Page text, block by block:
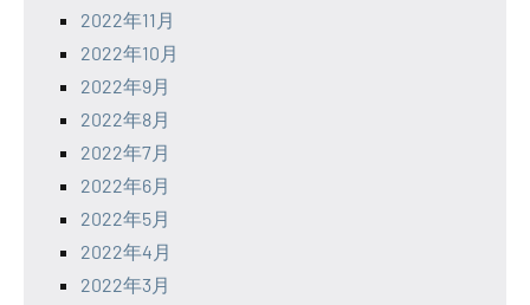
2022年11月
2022年10月
2022年9月
2022年8月
2022年7月
2022年6月
2022年5月
2022年4月
2022年3月